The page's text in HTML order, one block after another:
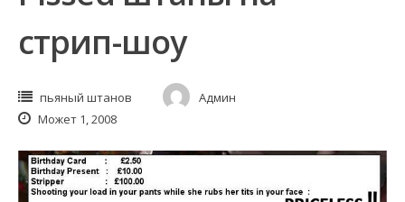
стрип-шоу
пьяный штанов
Админ
Может 1, 2008